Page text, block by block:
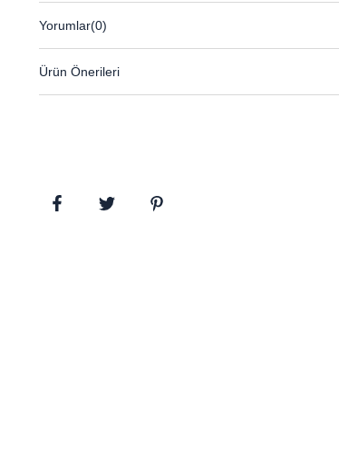
Yorumlar(0)
Ürün Önerileri